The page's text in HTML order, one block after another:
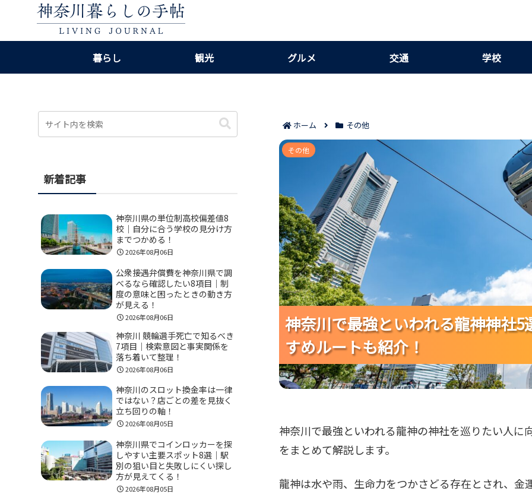
暮らし 観光 グルメ 交通 学校
ホーム その他
神奈川で最強といわれる龍神神社5選の巡り
神奈川で最強といわれる龍神神社
すめルートも紹介！
神奈川で最強といわれる龍神神社
すめルートも紹介！
神奈川で最強といわれる龍神神社
すめルートも紹介！
その他
神奈川で最強といわれる龍神の神社を巡りたい人
をまとめて解説します。
龍神は水や雨、生命力をつかさどる存在とされ、
新着記事
神奈川県の単位制高校偏差値8
校｜自分に合う学校の見分け方
までつかめる！
2026年08月06日
公衆接遇弁償費を神奈川県で調
べるなら確認したい8項目｜制
度の意味と困ったときの動き方
が見える！
2026年08月06日
神奈川 競輪選手死亡で知るべき
7項目｜検索意図と事実関係を
落ち着いて整理！
2026年08月06日
神奈川のスロット換金率は一律
ではない？店ごとの差を見抜く
立ち回りの軸！
2026年08月05日
神奈川県でコインロッカーを探
しやすい主要スポット8選｜駅
別の狙い目と失敗しにくい探し
方が見えてくる！
2026年08月05日